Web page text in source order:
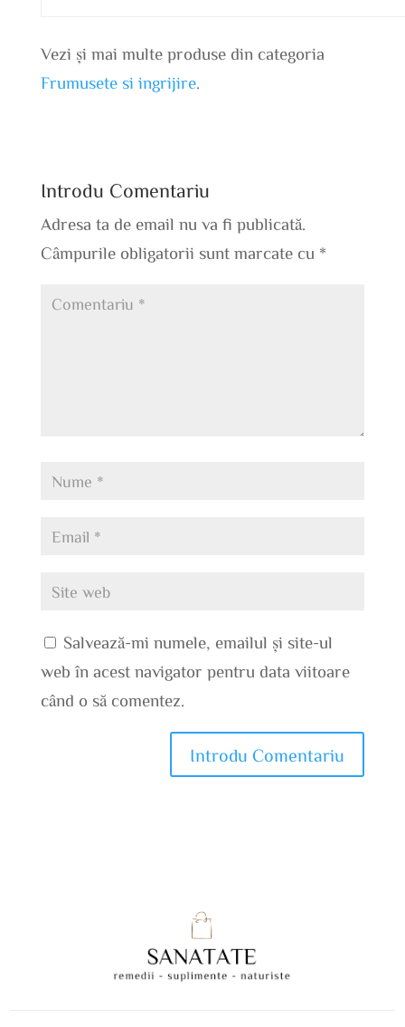
Vezi și mai multe produse din categoria
Frumusete si ingrijire.
Introdu Comentariu
Adresa ta de email nu va fi publicată.
Câmpurile obligatorii sunt marcate cu *
Salvează-mi numele, emailul și site-ul
web în acest navigator pentru data viitoare
când o să comentez.